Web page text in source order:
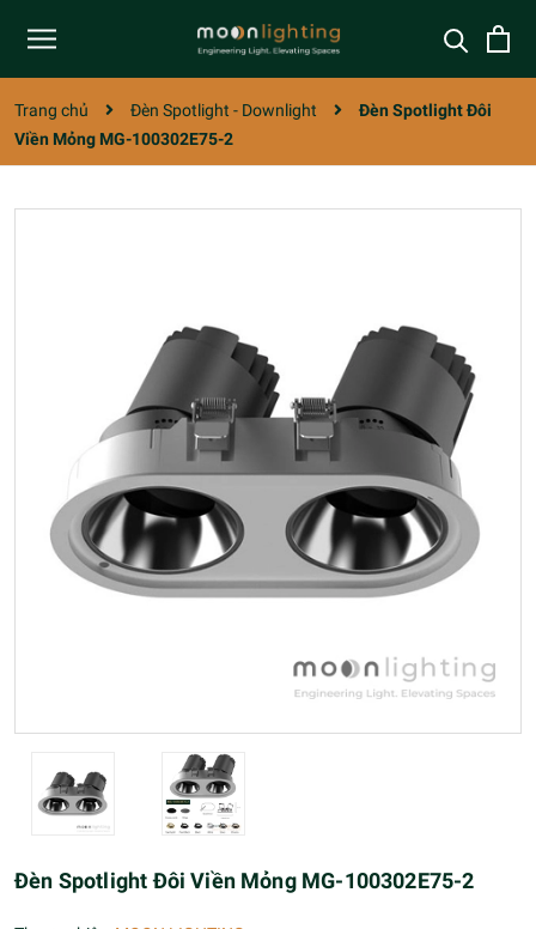
Trang chủ Đèn Spotlight - Downlight
Đèn Spotlight Đôi
Viền Mỏng MG-100302E75-2
Đèn Spotlight Đôi Viền Mỏng MG-100302E75-2